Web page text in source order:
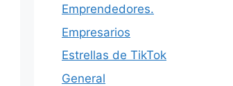
Emprendedores.
Empresarios
Estrellas de TikTok
General